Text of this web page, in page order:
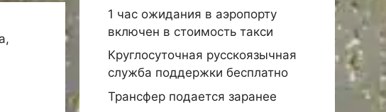
1 час ожидания в аэропорту
включен в стоимость такси
Круглосуточная русскоязычная
служба поддержки бесплатно
Трансфер подается заранее